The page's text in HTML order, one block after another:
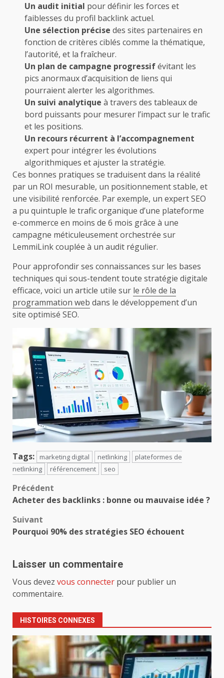
Un audit initial pour définir les forces et
faiblesses du profil backlink actuel.
Une sélection précise des sites partenaires en
fonction de critères ciblés comme la thématique,
l’autorité, et la fraîcheur.
Un plan de campagne progressifévitant les
pics anormaux d’acquisition de liens qui
pourraient alerter les algorithmes.
Un suivi analytique à travers des tableaux de
bord puissants pour mesurer l’impact sur le trafic
et les positions.
Un recours récurrent à l’accompagnement
expert pour intégrer les évolutions
algorithmiques et ajuster la stratégie.
Ces bonnes pratiques se traduisent dans la réalité
par un ROI mesurable, un positionnement stable, et
une visibilité renforcée. Par exemple, un expert SEO
a pu quintuple le trafic organique d’une plateforme
e-commerce en moins de 6 mois grâce à une
campagne méticuleusement orchestrée sur
LemmiLink couplée à un audit régulier.
Pour approfondir ses connaissances sur les bases
techniques qui sous-tendent toute stratégie digitale
efficace, voici un article utile sur le rôle de la
programmation web dans le développement d’un
site optimisé SEO.
Tags: marketing digital netlinking
plateformes de
netlinking
référencement seo
Navigation
Précédent
Acheter des backlinks : bonne ou mauvaise idée ?
Suivant
Pourquoi 90% des stratégies SEO échouent
Laisser un commentaire
Vous devez vous connecter pour publier un
commentaire.
HISTOIRES CONNEXES